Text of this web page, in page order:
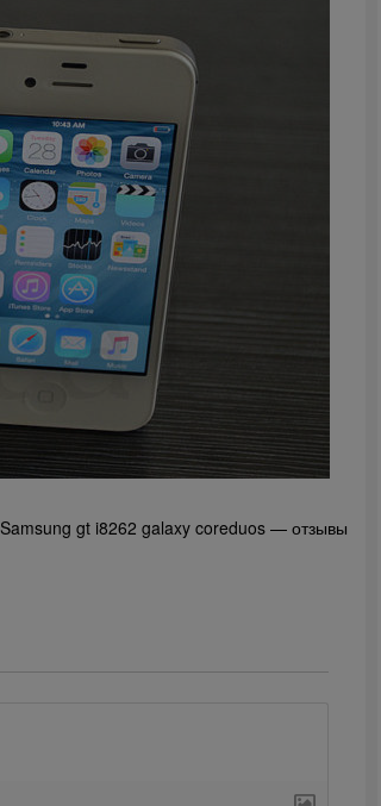
Samsung gt i8262 galaxy coreduos — отзывы